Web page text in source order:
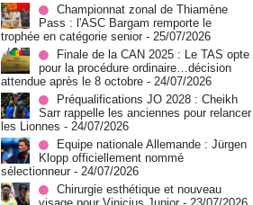
Championnat zonal de Thiamène
Pass : l'ASC Bargam remporte le
trophée en catégorie senior - 25/07/2026
Finale de la CAN 2025 : Le TAS opte
pour la procédure ordinaire…décision
attendue après le 8 octobre - 24/07/2026
Préqualifications JO 2028 : Cheikh
Sarr rappelle les anciennes pour relancer
les Lionnes - 24/07/2026
Equipe nationale Allemande : Jürgen
Klopp officiellement nommé
sélectionneur - 24/07/2026
Chirurgie esthétique et nouveau